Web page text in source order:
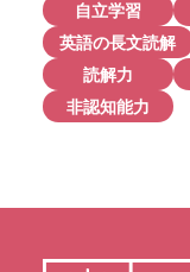
自立学習
英語の長文読解
読解力
非認知能力